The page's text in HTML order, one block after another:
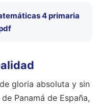
4 primaria
gloria absoluta y sin
Panamá de España,